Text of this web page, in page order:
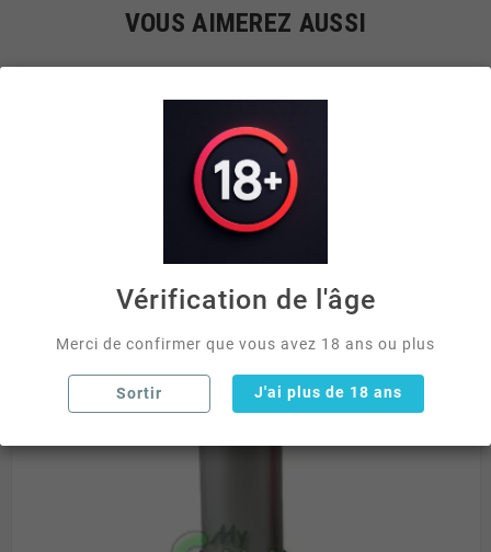
VOUS AIMEREZ AUSSI
 
Vérification de l'âge
Merci de confirmer que vous avez 18 ans ou plus
Sortir J'ai plus de 18 ans